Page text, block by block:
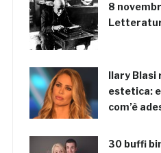
8
Ilary Blasi
estetica:
com’è
30 buffi